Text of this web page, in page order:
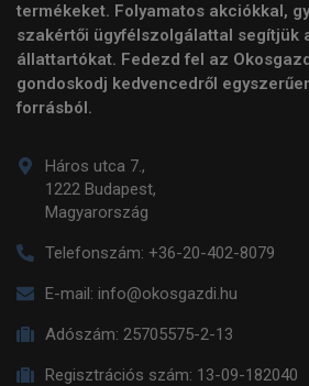
termékeket. Folyamatos akciókkal,
szakértői ügyfélszolgálattal segítjük
állattartókat. Fedezd fel az
gondoskodj kedvencedről
forrásból.
Háros utca 7.,
1222 Budapest,
Magyarország
Telefonszám: +36-20-402-8079
E-mail: info@okosgazdi.hu
Adószám: 25705575-2-13
Regisztrációs szám: 13-09-182040